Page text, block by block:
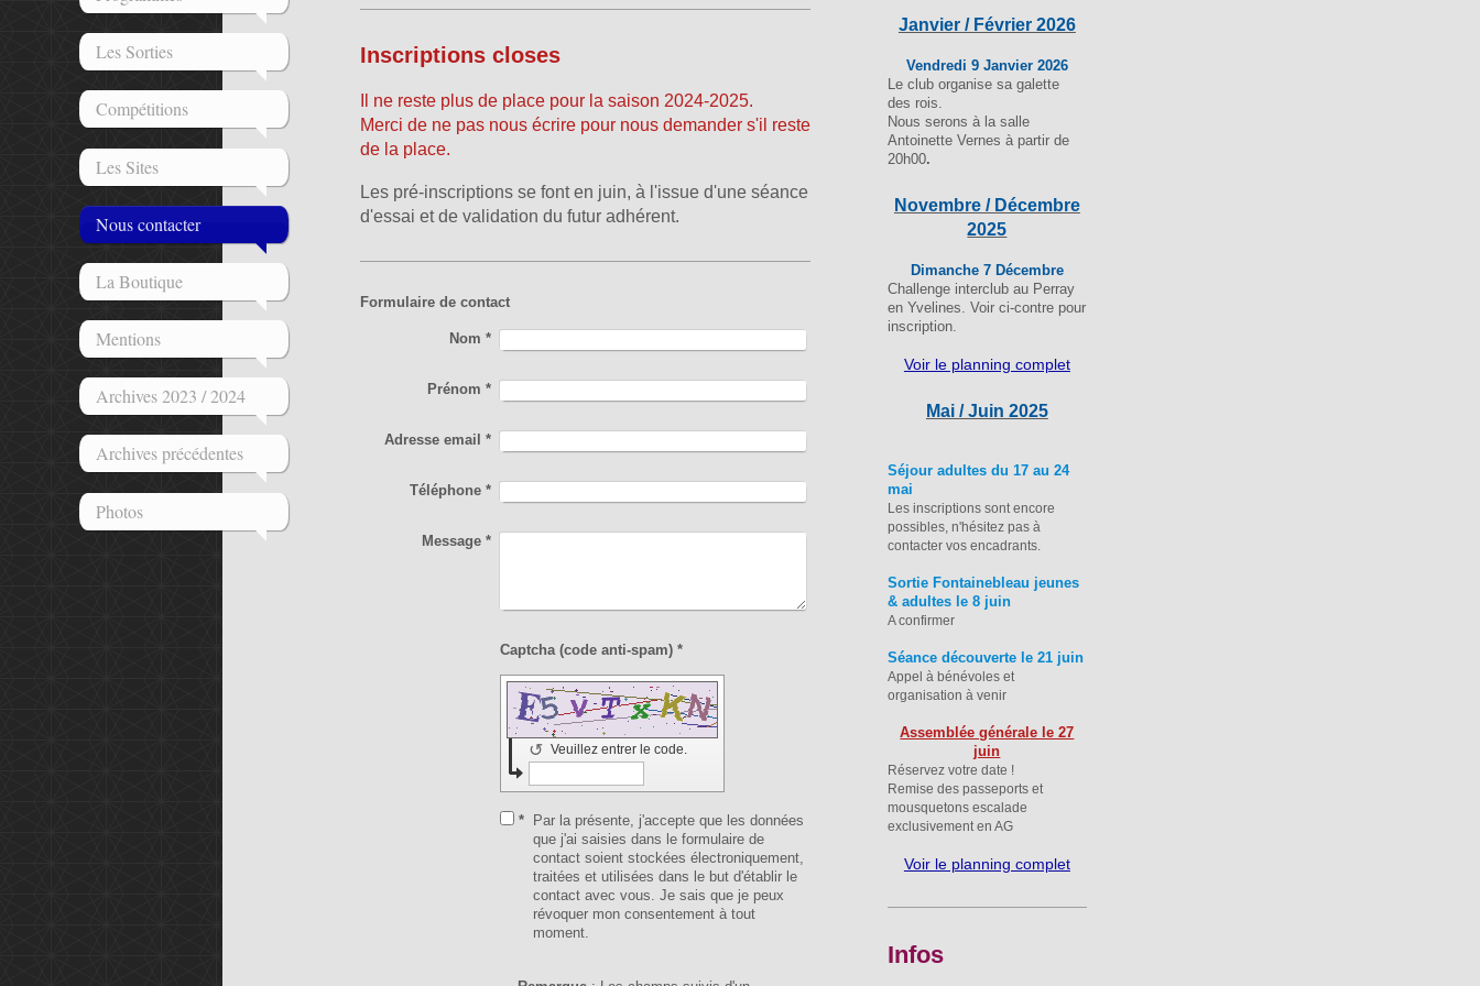
Les Sorties
Compétitions
Les Sites
Nous contacter
La Boutique
Mentions
Archives 2023 / 2024
Archives précédentes
Photos
Inscriptions closes
Il ne reste plus de place pour la saison 2024-2025.
Merci de ne pas nous écrire pour nous demander s'il reste
de la place.
Les pré-inscriptions se font en juin, à l'issue d'une séance
d'essai et de validation du futur adhérent.
Formulaire de contact
Nom *
Prénom *
Adresse email *
Téléphone*
Message*
Captcha (code anti-spam) *
Veuillez entrer le code.
↺
*
Par la présente, j'accepte que les données
que j'ai saisies dans le formulaire de
contact soient stockées électroniquement,
traitées et utilisées dans le but d'établir le
contact avec vous. Je sais que je peux
révoquer mon consentement à tout
moment.
Janvier / Février 2026
Vendredi 9 Janvier 2026
Le club organise sa galette
des rois.
Nous serons à la salle
Antoinette Vernes à partir de
20h00.
Novembre / Décembre
2025
Dimanche 7 Décembre
Challenge interclub au Perray
en Yvelines. Voir ci-contre pour
inscription.
Voir le planning complet
Mai / Juin 2025
Séjour adultes du 17 au 24
mai
Les inscriptions sont encore
possibles, n'hésitez pas à
contacter vos encadrants.
Sortie Fontainebleau jeunes
& adultes le 8 juin
A confirmer
Séance découverte le 21 juin
Appel à bénévoles et
organisation à venir
Assemblée générale le 27
juin
Réservez votre date !
Remise des passeports et
mousquetons escalade
exclusivement en AG
Voir le planning complet
Infos